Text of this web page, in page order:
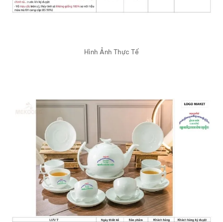
Hình Ảnh Thực Tế